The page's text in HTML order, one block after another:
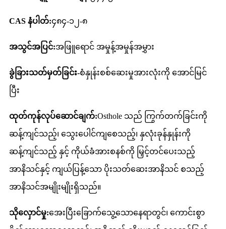
CAS နံပါတ်:၄၈၄-၁၂-၈
အသွင်အပြင်:အဖြူရောင် အမှုန့်အမှုန်အမွှား
ခွဲခြားသတ်မှတ်ခြင်း-စံနှုန်းစစ်ဆေးမှုအားလုံးကို အောင်မြင်
ပြီး
ထုတ်ကုန်လုပ်ဆောင်ချက်:Osthole သည် ကြွက်တက်ခြင်းကို
ဆန့်ကျင်သည့်၊ သွေးပေါင်ကျစေသည့်၊ နှလုံးခုန်နှုန်းကို
ဆန့်ကျင်သည့် နှင့် ကိုယ်ခံအားစနစ်ကို မြှင့်တင်ပေးသည့်
အာနိသင်နှင့် ကျယ်ပြန့်သော ပိုးသတ်ဆေးအာနိသင် စသည့်
အာနိသင်အမျိုးမျိုးရှိသည်။
သိုလှောင်မှု:အေးပြီးခြောက်သွေ့သောနေရာတွင်၊ ကောင်းစွာ